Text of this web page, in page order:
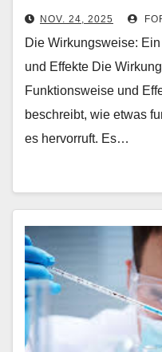
NOV. 24, 2025
Die Wirkungsweise:
und Effekte Die
Funktionsweise und
beschreibt, wie etwas
es hervorruft. Es…